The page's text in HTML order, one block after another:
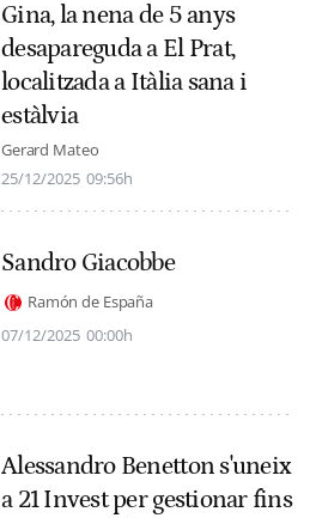
Gina, la nena de 5 anys
desapareguda a El Prat,
localitzada a Itàlia sana i
estàlvia
Gerard Mateo
25/12/2025 09:56h
Sandro Giacobbe
Ramón de España
07/12/2025 00:00h
Alessandro Benetton s'uneix
a 21 Invest per gestionar fins